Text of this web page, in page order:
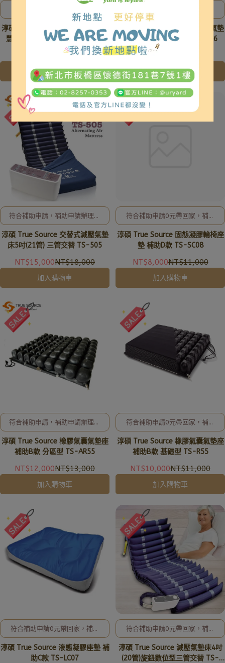
淳碩 True Source TS-70H 高階智
慧數字型 6吋三管混合型氣墊床
NT$42,000
加入購物車
相關事宜、歡迎洽詢02-8257-
0353或加入亞德官方LINE ID:
@uryard，謝謝。
淳碩 True Source 交替式減壓氣墊
床5吋(20管) 三管交替 TS-106
NT$13,000
加入購物車
符合補助申請，補助申請辦理及
相關事宜、歡迎洽詢02-8257-
0353或加入亞德官方LINE ID:
@uryard，謝謝。
淳碩 True Source 交替式減壓氣墊
床5吋(21管) 三管交替 TS-505
NT$15,000NT$18,000
加入購物車
符合補助申請0元帶回家，補助
申請辦理及相關事宜、歡迎洽詢
02-8257-0353或加入亞德官
方LINE ID: @uryard，謝謝。
淳碩 True Source 固態凝膠輪椅座
墊 補助D款 TS-SC08
NT$8,000NT$11,000
加入購物車
符合補助申請，補助申請辦理及
相關事宜、歡迎洽詢02-8257-
0353或加入亞德官方LINE ID:
@uryard7737，謝謝。
淳碩 True Source 橡膠氣囊氣墊座
補助B款 分區型 TS-AR55
NT$12,000NT$13,000
加入購物車
符合補助申請0元帶回家，補助
申請辦理及相關事宜、歡迎洽詢
02-8257-0353或加入亞德官
方LINE ID: @uryard，謝謝。
淳碩 True Source 橡膠氣囊氣墊座
補助B款 基礎型 TS-R55
NT$10,000NT$11,000
加入購物車
符合補助申請0元帶回家，補助
申請辦理及相關事宜、歡迎洽詢
02-8257-0353或加入亞德官
方LINE ID: @uryard，謝謝。
淳碩 True Source 液態凝膠座墊 補
助C款 TS-LC07
符合補助申請0元帶回家，補助
申請辦理及相關事宜、歡迎洽詢
02-8257-0353或加入亞德官
方LINE ID: @uryard，謝謝。
淳碩 True Source 減壓氣墊床4吋
(20管)旋鈕數位型三管交替 TS-